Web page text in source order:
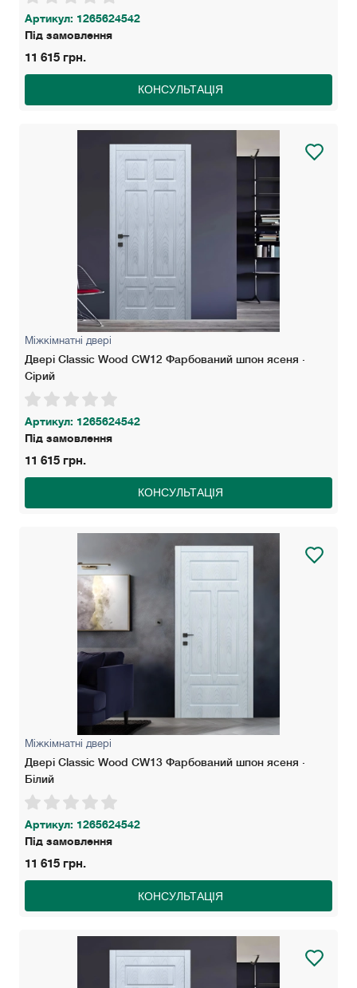
Артикул: 1265624542
Під замовлення
11 615 грн.
КОНСУЛЬТАЦІЯ
Міжкімнатні двері
Двері Classic Wood СW12 Фарбований шпон ясеня ·
Сірий
Артикул: 1265624542
Під замовлення
11 615 грн.
КОНСУЛЬТАЦІЯ
Міжкімнатні двері
Двері Classic Wood СW13 Фарбований шпон ясеня ·
Білий
Артикул: 1265624542
Під замовлення
11 615 грн.
КОНСУЛЬТАЦІЯ